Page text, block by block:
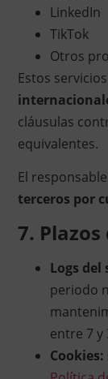
LinkedIn
TikTok
Otros
Estos
cláusulas
equivalentes.
El
terceros por
7.
Logs del
periodo
entre 7 y
Cookies: